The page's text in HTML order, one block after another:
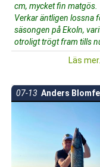
cm, mycket fin matgös.
Verkar äntligen lossna
säsongen på Ekoln,
otroligt trögt fram tills
Läs
07-13 Anders